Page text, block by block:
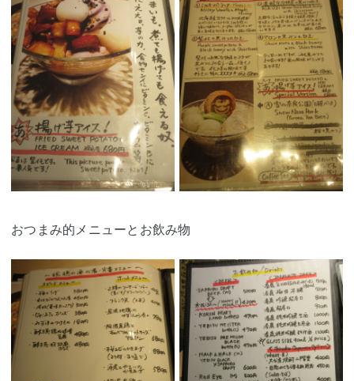
おつまみ的メニューとお飲み物